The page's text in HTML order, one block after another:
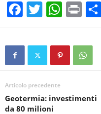
F
a
c
b
o
o
T
wi
tt
W
h
at
s
A
p
Pr
in
t
Articolo precedente
Geotermia: investimenti
da 80 milioni